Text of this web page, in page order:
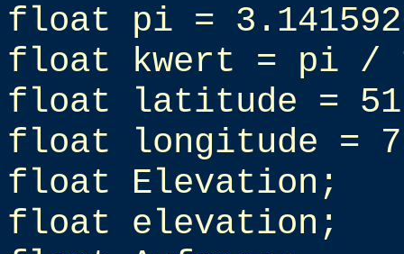
float pi =
float kwert = pi /
float latitude =
float longitude =
float Elevation;
float elevation;